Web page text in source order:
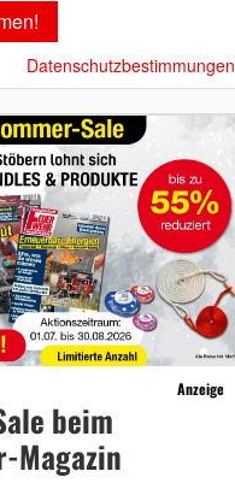
Datenschutzbestimmungen
Anzeige
beim
Magazin